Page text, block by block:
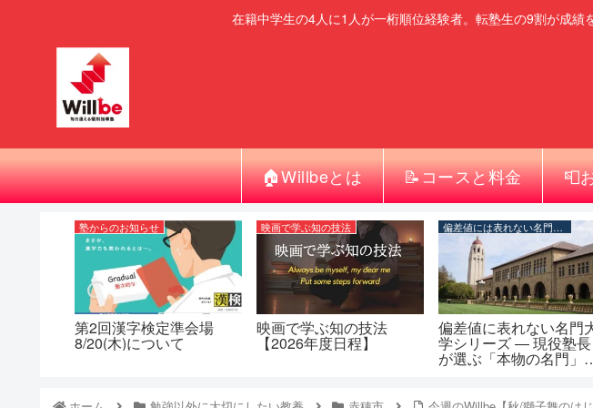
在籍中学生の4人に1人が一桁順位経験者。転塾生の9割が成績
🏠Willbeとは 📝コースと料金 📮
塾からのお知らせ
第2回漢字検定準会場
8/20(木)について
映画で学ぶ知の技法
映画で学ぶ知の技法
【2026年度日程】
偏差値には表れない名門大学シリーズ
偏差値に表れない名門
学シリーズ ― 現役塾長
が選ぶ「本物の名門」